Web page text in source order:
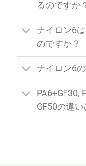
るのですか
ナイロン6
のですか？
ナイロン6
PA6+GF30,
GF50の違い